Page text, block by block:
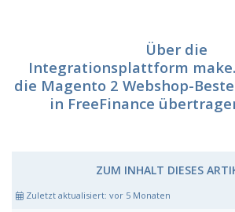
Über die
Integrationsplattform
die Magento 2 Webshop-
in FreeFinance
ZUM INHALT DIESES
Zuletzt aktualisiert: vor 5 Monaten